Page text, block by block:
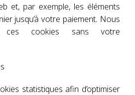
et, par exemple, les éléments
jusqu’à votre paiement. Nous
ces cookies sans votre
statistiques afin d’optimiser